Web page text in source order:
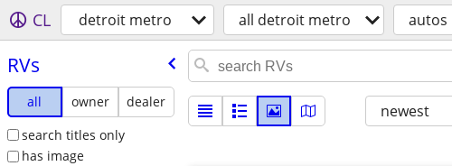
CL detroit metro all detroit metro autos
RVs
all owner
dealer
search titles only
has image
newest